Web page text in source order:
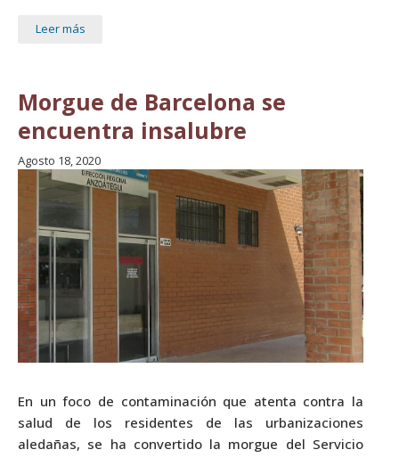
Leer más
Morgue de Barcelona se
encuentra insalubre
Agosto 18, 2020
En un foco de contaminación que atenta contra la
salud de los residentes de las urbanizaciones
aledañas, se ha convertido la morgue del Servicio